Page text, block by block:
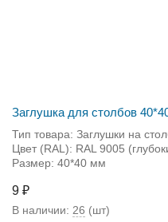
Заглушка для столбов
Тип товара: Заглушки на
Цвет (RAL): RAL 9005
Размер: 40*40 мм
9 ₽
В наличии: 26 (шт)